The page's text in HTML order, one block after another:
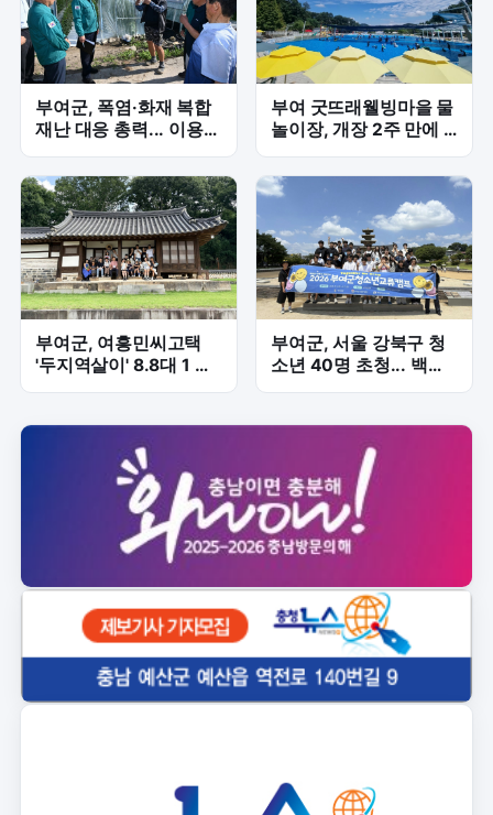
부여군, 폭염·화재 복합
재난 대응 총력... 이용우
검 나서
부여 굿뜨래웰빙마을 물
놀이장, 개장 2주 만에 3
부여군, 여흥민씨고택
'두지역살이' 8.8대 1 경
부여군, 서울 강북구 청
소년 40명 초청... 백제